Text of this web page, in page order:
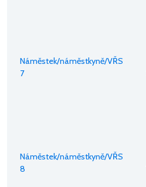
Náměstek/náměstkyně/VŘS
7
Náměstek/náměstkyně/VŘS
8